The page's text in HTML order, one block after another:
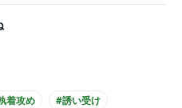
#エロ度MAX!!
#年上・年下
着攻め
#誘い受け